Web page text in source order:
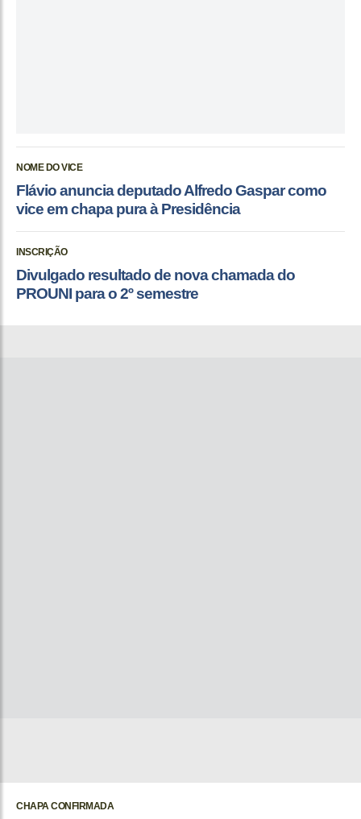
NOME DO VICE
Flávio anuncia deputado Alfredo Gaspar como
vice em chapa pura à Presidência
INSCRIÇÃO
Divulgado resultado de nova chamada do
PROUNI para o 2º semestre
CHAPA CONFIRMADA